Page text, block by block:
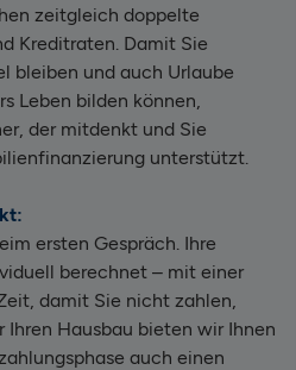
zeitgleich doppelte
Kreditraten. Damit Sie
bleiben und auch Urlaube
Leben bilden können,
der mitdenkt und Sie
unterstützt.
ersten Gespräch. Ihre
berechnet – mit einer
damit Sie nicht zahlen,
Ihren Hausbau bieten wir Ihnen
auch einen